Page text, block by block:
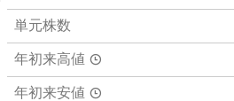
単元株数
年初来高値
年初来安値